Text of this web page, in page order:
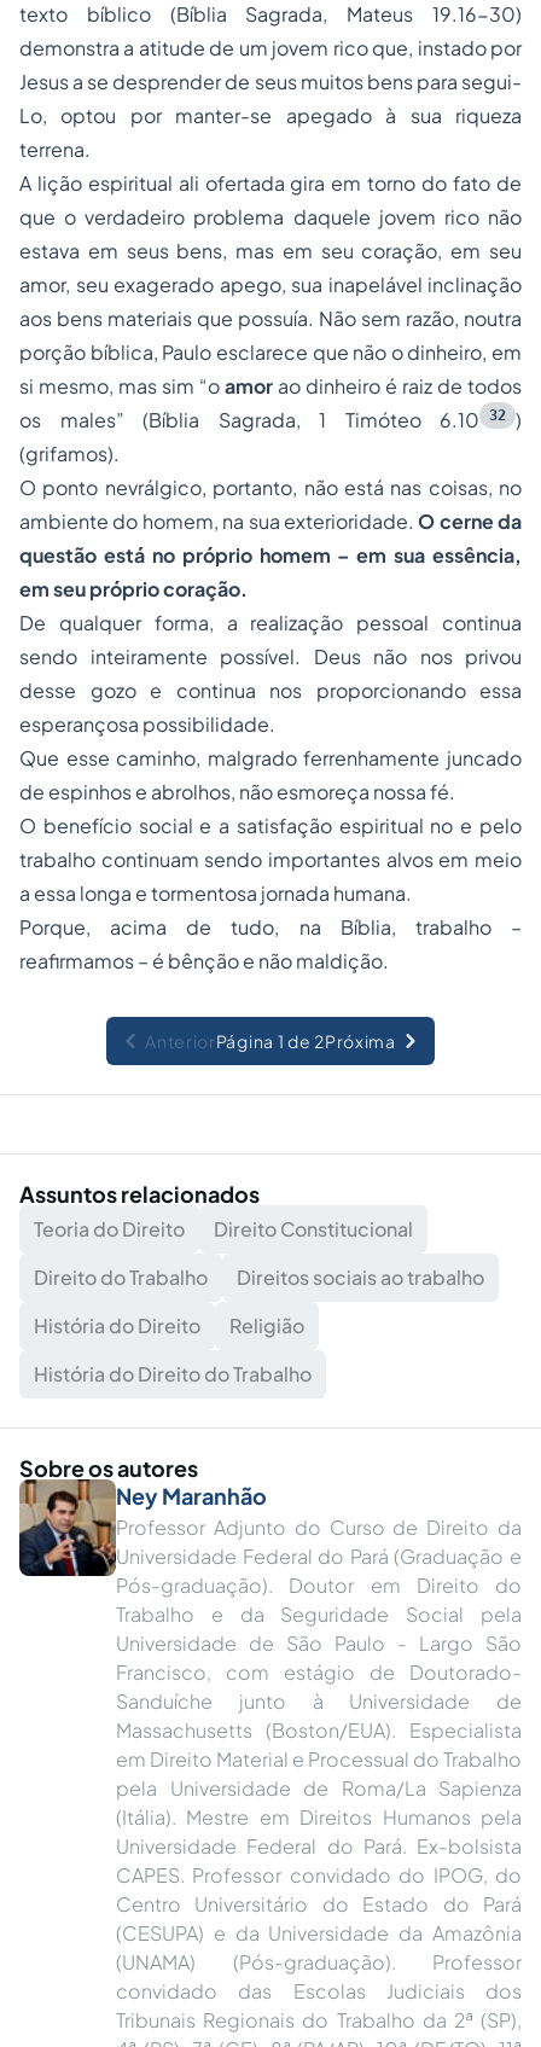
texto bíblico (Bíblia Sagrada, Mateus 19.16-30)
demonstra a atitude de um jovem rico que, instado por
Jesus a se desprender de seus muitos bens para segui-
Lo, optou por manter-se apegado à sua riqueza
terrena.
A lição espiritual ali ofertada gira em torno do fato de
que o verdadeiro problema daquele jovem rico não
estava em seus bens, mas em seu coração, em seu
amor, seu exagerado apego, sua inapelável inclinação
aos bens materiais que possuía. Não sem razão, noutra
porção bíblica, Paulo esclarece que não o dinheiro, em
si mesmo, mas sim “oamor ao dinheiro é raiz de todos
os males” (Bíblia Sagrada, 1 Timóteo 6.10
32 )
(grifamos).
O ponto nevrálgico, portanto, não está nas coisas, no
ambiente do homem, na sua exterioridade.O cerne da
questão está no próprio homem – em sua essência,
em seu próprio coração.
De qualquer forma, a realização pessoal continua
sendo inteiramente possível. Deus não nos privou
desse gozo e continua nos proporcionando essa
esperançosa possibilidade.
Que esse caminho, malgrado ferrenhamente juncado
de espinhos e abrolhos, não esmoreça nossa fé.
O benefício social e a satisfação espiritual no e pelo
trabalho continuam sendo importantes alvos em meio
a essa longa e tormentosa jornada humana.
Porque, acima de tudo, na Bíblia, trabalho –
reafirmamos – é bênção e não maldição.
AnteriorPágina 1 de 2Próxima
Assuntos relacionados
Teoria do Direito
Direito Constitucional
Direito do Trabalho
Direitos sociais ao trabalho
História do Direito
Religião
História do Direito do Trabalho
Sobre os autores
Ney Maranhão
Professor Adjunto do Curso de Direito da
Universidade Federal do Pará (Graduação e
Pós-graduação). Doutor em Direito do
Trabalho e da Seguridade Social pela
Universidade de São Paulo - Largo São
Francisco, com estágio de Doutorado-
Sanduíche junto à Universidade de
Massachusetts (Boston/EUA). Especialista
em Direito Material e Processual do Trabalho
pela Universidade de Roma/La Sapienza
(Itália). Mestre em Direitos Humanos pela
Universidade Federal do Pará. Ex-bolsista
CAPES. Professor convidado do IPOG, do
Centro Universitário do Estado do Pará
(CESUPA) e da Universidade da Amazônia
(UNAMA) (Pós-graduação). Professor
convidado das Escolas Judiciais dos
Tribunais Regionais do Trabalho da 2ª (SP),